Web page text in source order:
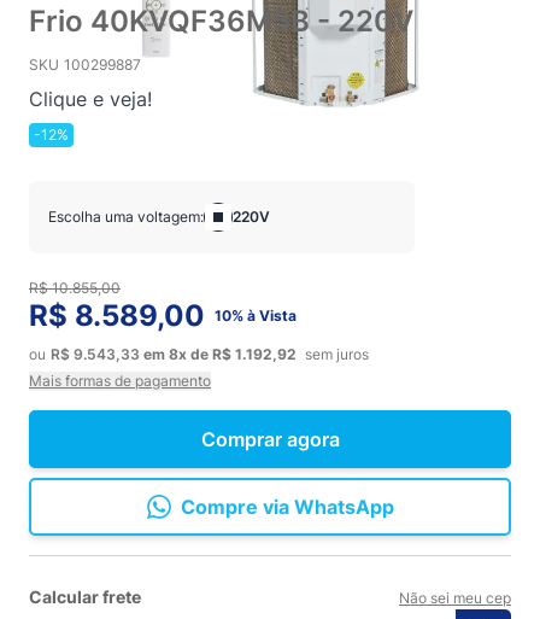
Frio 40KVQF36M5B - 220V
SKU 100299887
Clique e veja!
-12%
Comprar agora
Escolha uma voltagem: 220V
R$ 8.589,00 10% à Vista
ou R$ 9.543,33 em 8x de R$ 1.192,92 sem juros
Mais formas de pagamento
Compre via WhatsApp
R$ 10.855,00
Calcular frete Não sei meu cep